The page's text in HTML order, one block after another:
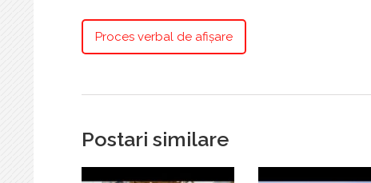
Proces verbal de afișare
Postari similare